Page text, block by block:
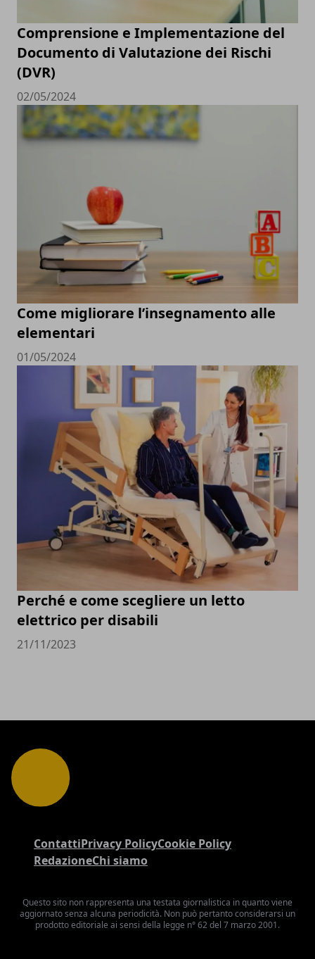
Comprensione e Implementazione del
Documento di Valutazione dei Rischi
(DVR)
02/05/2024
Come migliorare l’insegnamento alle
elementari
01/05/2024
Perché e come scegliere un letto
elettrico per disabili
21/11/2023
ContattiPrivacy PolicyCookie Policy
RedazioneChi siamo
Questo sito non rappresenta una testata giornalistica in quanto viene
aggiornato senza alcuna periodicità. Non può pertanto considerarsi un
prodotto editoriale ai sensi della legge n° 62 del 7 marzo 2001.